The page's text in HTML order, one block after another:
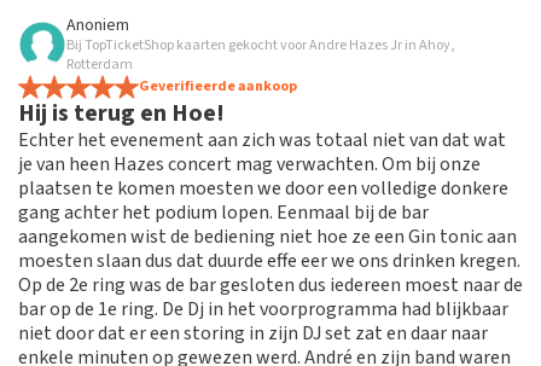
Beoordeling van Donna van Doeselaar over
Goed geregeld
De recensie is vertaaldOrigineel weergeven
Anoniem
Bij TopTicketShop kaarten gekocht voor Andre Hazes Jr in Ahoy,
Rotterdam
Geverifieerde aankoop
Hij is terug en Hoe!
Echter het evenement aan zich was totaal niet van dat wat
je van heen Hazes concert mag verwachten. Om bij onze
plaatsen te komen moesten we door een volledige donkere
gang achter het podium lopen. Eenmaal bij de bar
aangekomen wist de bediening niet hoe ze een Gin tonic aan
moesten slaan dus dat duurde effe eer we ons drinken kregen.
Op de 2e ring was de bar gesloten dus iedereen moest naar de
bar op de 1e ring. De Dj in het voorprogramma had blijkbaar
niet door dat er een storing in zijn DJ set zat en daar naar
enkele minuten op gewezen werd. André en zijn band waren